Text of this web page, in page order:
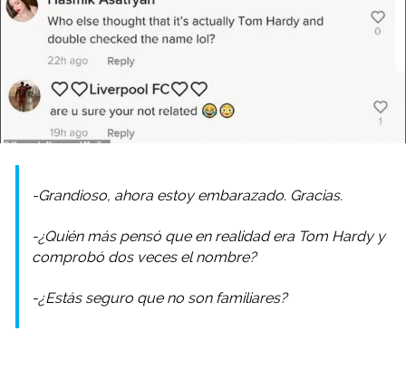
-Grandioso, ahora estoy embarazado. Gracias.
-¿Quién más pensó que en realidad era Tom Hardy y
comprobó dos veces el nombre?
-¿Estás seguro que no son familiares?